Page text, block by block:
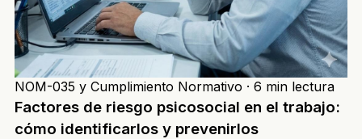
NOM-035 y Cumplimiento Normativo · 6 min lectura
Factores de riesgo psicosocial en el trabajo:
cómo identificarlos y prevenirlos